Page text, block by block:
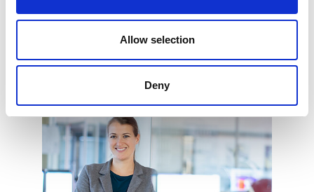
Allow selection
Deny
Zurück zur Process Hauptseite